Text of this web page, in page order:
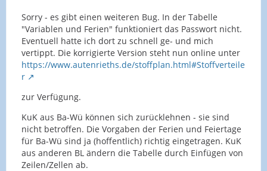
Sorry - es gibt einen weiteren Bug. In der Tabelle
"Variablen und Ferien" funktioniert das Passwort nicht.
Eventuell hatte ich dort zu schnell ge- und mich
vertippt. Die korrigierte Version steht nun online unter
https://www.autenrieths.de/stoffplan.html#Stoffverteile
r
zur Verfügung.
KuK aus Ba-Wü können sich zurücklehnen - sie sind
nicht betroffen. Die Vorgaben der Ferien und Feiertage
für Ba-Wü sind ja (hoffentlich) richtig eingetragen. KuK
aus anderen BL ändern die Tabelle durch Einfügen von
Zeilen/Zellen ab.